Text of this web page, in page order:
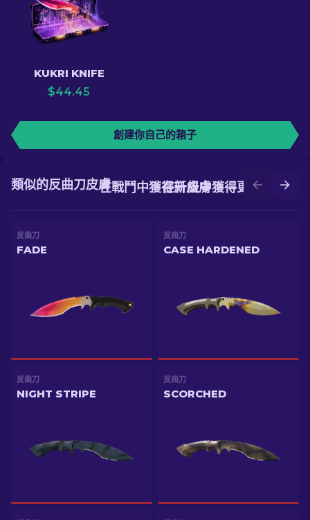
KUKRI KNIFE
$44.45
創建你自己的箱子
在升級中獲得更好的皮膚
在戰鬥中獲得新皮膚
類似的反曲刀皮膚
反曲刀
FADE
反曲刀
CASE HARDENED
反曲刀
NIGHT STRIPE
反曲刀
SCORCHED